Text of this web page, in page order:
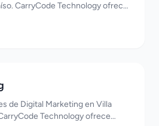
CarryCode Technology ofrece
de Digital Marketing en Villa
Technology ofrece